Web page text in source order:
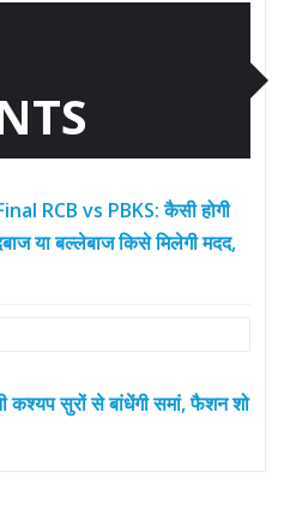
RCB vs PBKS: कैसी होगी
या बल्लेबाज किसे मिलेगी मदद,
कश्यप सुरों से बांधेंगी समां, फैशन शो